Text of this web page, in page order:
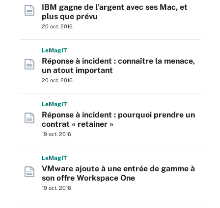
IBM gagne de l’argent avec ses Mac, et
plus que prévu
20 oct. 2016
LeMagIT
Réponse à incident : connaître la menace,
un atout important
20 oct. 2016
LeMagIT
Réponse à incident : pourquoi prendre un
contrat « retainer »
19 oct. 2016
LeMagIT
VMware ajoute à une entrée de gamme à
son offre Workspace One
19 oct. 2016